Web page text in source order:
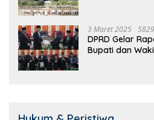
3 Maret 2025
DPRD Gelar
Bupati dan